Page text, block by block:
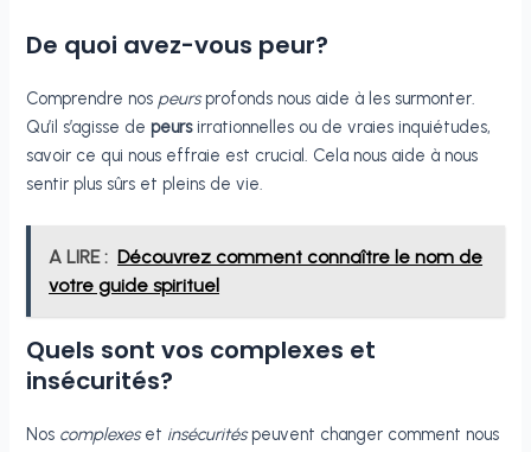
De quoi avez-vous peur?
Comprendre nos peursprofonds nous aide à les surmonter.
Qu’il s’agisse de peursirrationnelles ou de vraies inquiétudes,
savoir ce qui nous effraie est crucial. Cela nous aide à nous
sentir plus sûrs et pleins de vie.
A LIRE : Découvrez comment connaître le nom de
votre guide spirituel
Quels sont vos complexes et
insécurités?
Nos complexeset insécuritéspeuvent changer comment nous